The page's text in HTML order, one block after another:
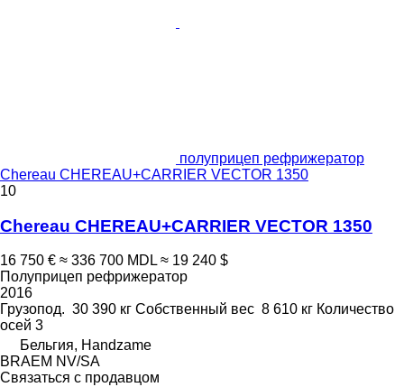
полуприцеп рефрижератор
Chereau CHEREAU+CARRIER VECTOR 1350
10
Chereau CHEREAU+CARRIER VECTOR 1350
16 750 € ≈ 336 700 MDL ≈ 19 240 $
Полуприцеп рефрижератор
2016
Грузопод. 30 390 кг Собственный вес 8 610 кг Количество
осей 3
Бельгия, Handzame
BRAEM NV/SA
Связаться с продавцом